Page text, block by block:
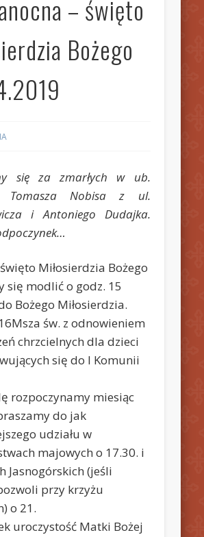
– święto
Bożego
się za zmarłych w ub.
Tomasza Nobisa z ul.
i Antoniego Dudajka.
Miłosierdzia Bożego
się modlić o godz. 15
Bożego Miłosierdzia.
św. z odnowieniem
chrzcielnych dla dzieci
się do I Komunii
rozpoczynamy miesiąc
do jak
udziału w
majowych o 17.30. i
Jasnogórskich (jeśli
przy krzyżu
o 21.
uroczystość Matki Bożej